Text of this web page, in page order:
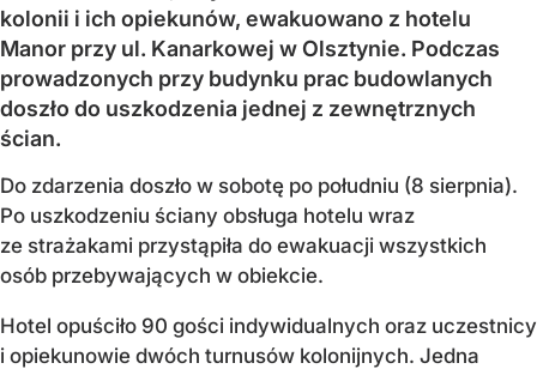
kolonii i ich opiekunów, ewakuowano z hotelu
Manor przy ul. Kanarkowej w Olsztynie. Podczas
prowadzonych przy budynku prac budowlanych
doszło do uszkodzenia jednej z zewnętrznych
ścian.
Do zdarzenia doszło w sobotę po południu (8 sierpnia).
Po uszkodzeniu ściany obsługa hotelu wraz
ze strażakami przystąpiła do ewakuacji wszystkich
osób przebywających w obiekcie.
Hotel opuściło 90 gości indywidualnych oraz uczestnicy
i opiekunowie dwóch turnusów kolonijnych. Jedna